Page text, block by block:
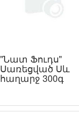
"Նատ Ֆուդս"
Սառեցված Սև
հաղարջ 300գ